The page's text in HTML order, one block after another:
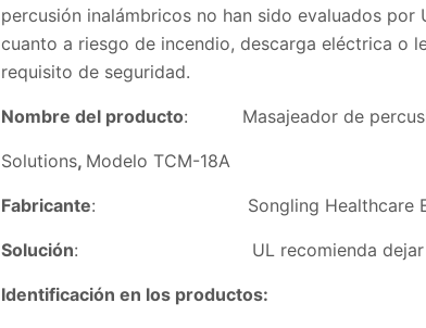
percusión inalámbricos no han sido evaluados
cuanto a riesgo de incendio, descarga eléctrica o
requisito de seguridad.
Nombre del producto: Masajeador de
Solutions, Modelo TCM-18A
Fabricante: Songling Healthcare
Solución: UL recomienda dejar de
Identificación en los productos: